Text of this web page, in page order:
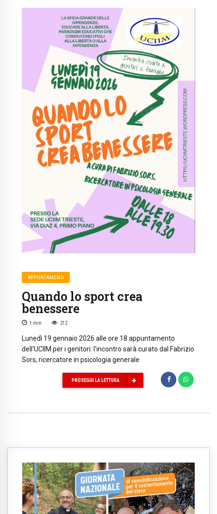
APPUNTAMENTI
Quando lo sport crea
benessere
1 min 212
Lunedì 19 gennaio 2026 alle ore 18 appuntamento
dell'UCIIM per i genitori: l'incontro sarà curato dal Fabrizio
Sors, ricercatore in psicologia generale
PROSEGUI LA LETTURA